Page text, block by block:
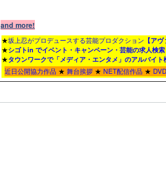
and more!
★坂上忍がプロデュースする芸能プロダクション 【ア
★シゴトin でイベント・キャンペーン・芸能の求人検索
★タウンワークで「メディア・エンタメ」のアルバイト
近日公開協力作品 ★ 舞台挨拶 ★ NET配信作品 ★ DVD